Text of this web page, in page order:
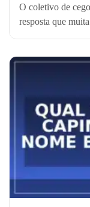
O coletivo de
resposta que